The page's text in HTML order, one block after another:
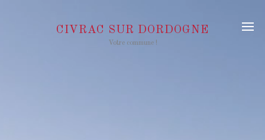
CIVRAC SUR DORDOGNE
Votre commune !